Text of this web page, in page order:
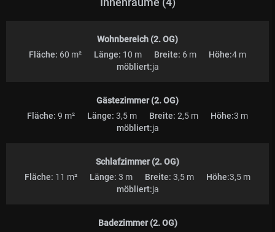
Wohnbereich (2. OG)
Fläche: 60 m² Länge: 10 m Breite: 6 m Höhe:4 m
möbliert:ja
Gästezimmer (2. OG)
Fläche: 9 m² Länge: 3,5 m Breite: 2,5 m Höhe:3 m
möbliert:ja
Schlafzimmer (2. OG)
Fläche: 11 m² Länge: 3 m Breite: 3,5 m Höhe:3,5 m
möbliert:ja
Badezimmer (2. OG)